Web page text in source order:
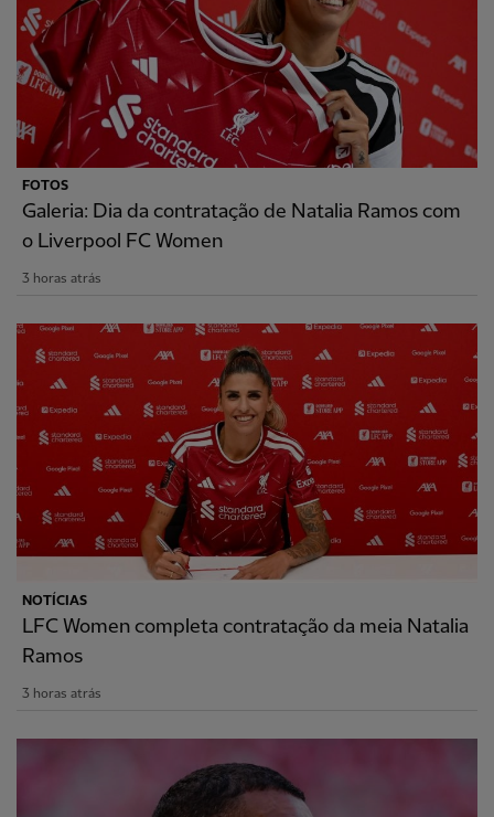
FOTOS
Galeria: Dia da contratação de Natalia Ramos com
o Liverpool FC Women
3 horas atrás
NOTÍCIAS
LFC Women completa contratação da meia Natalia
Ramos
3 horas atrás